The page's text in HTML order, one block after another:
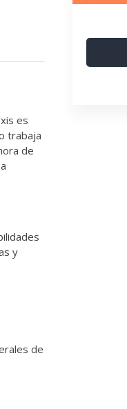
es
trabaja
de
y
de